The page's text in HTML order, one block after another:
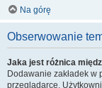
Na górę
Obserwowanie
Jaka jest różnica
Dodawanie zakładek w
przeglądarce.